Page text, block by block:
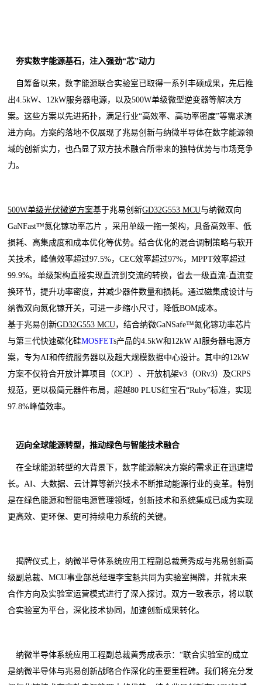
夯实数字能源基石，注入强劲“芯”动力
自筹备以来，数字能源联合实验室已取得一系列丰硕成果，先后推
出4.5kW、12kW服务器电源，以及500W单级微型逆变器等解决方
案。这些方案以先进拓扑，满足行业“高效率、高功率密度”等需求演
进方向。方案的落地不仅展现了兆易创新与纳微半导体在数字能源领
域的创新实力，也凸显了双方技术融合所带来的独特优势与市场竞争
力。
500W单级光伏微逆方案基于兆易创新GD32G553 MCU与纳微双向
GaNFast™氮化镓功率芯片 ，采用单级一拖一架构，具备高效率、低
损耗、高集成度和成本优化等优势。结合优化的混合调制策略与软开
关技术，峰值效率超过97.5%，CEC效率超过97%，MPPT效率超过
99.9%。单级架构直接实现直流到交流的转换，省去一级直流-直流变
换环节，提升功率密度，并减少器件数量和损耗。通过磁集成设计与
纳微双向氮化镓开关，可进一步缩小尺寸，降低BOM成本。
基于兆易创新GD32G553 MCU，结合纳微GaNSafe™氮化镓功率芯片
与第三代快速碳化硅MOSFETs产品的4.5kW和12kW AI服务器电源方
案，专为AI和传统服务器以及超大规模数据中心设计。其中的12kW
方案不仅符合开放计算项目（OCP）、开放机架v3（ORv3）及CRPS
规范，更以极简元器件布局，超越80 PLUS红宝石“Ruby”标准，实现
97.8%峰值效率。
迈向全球能源转型，推动绿色与智能技术融合
在全球能源转型的大背景下，数字能源解决方案的需求正在迅速增
长。AI、大数据、云计算等新兴技术不断推动能源行业的变革。特别
是在绿色能源和智能电源管理领域，创新技术和系统集成已成为实现
更高效、更环保、更可持续电力系统的关键。
揭牌仪式上，纳微半导体系统应用工程副总裁黄秀成与兆易创新高
级副总裁、MCU事业部总经理李宝魁共同为实验室揭牌，并就未来
合作方向及实验室运营模式进行了深入探讨。双方一致表示，将以联
合实验室为平台，深化技术协同，加速创新成果转化。
纳微半导体系统应用工程副总裁黄秀成表示：“联合实验室的成立
是纳微半导体与兆易创新战略合作深化的重要里程碑。我们将充分发